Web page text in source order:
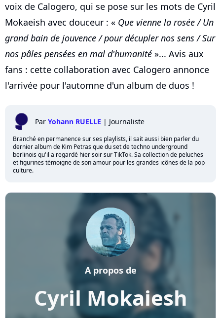
voix de Calogero, qui se pose sur les mots de Cyril
Mokaeish avec douceur : « Que vienne la rosée / Un
grand bain de jouvence / pour décupler nos sens / Sur
nos pâles pensées en mal d'humanité »... Avis aux
fans : cette collaboration avec Calogero annonce
l'arrivée pour l'automne d'un album de duos !
Par Yohann RUELLE | Journaliste
Branché en permanence sur ses playlists, il sait aussi bien parler du
dernier album de Kim Petras que du set de techno underground
berlinois qu'il a regardé hier soir sur TikTok. Sa collection de peluches
et figurines témoigne de son amour pour les grandes icônes de la pop
culture.
Cyril Mokaiesh
A propos de